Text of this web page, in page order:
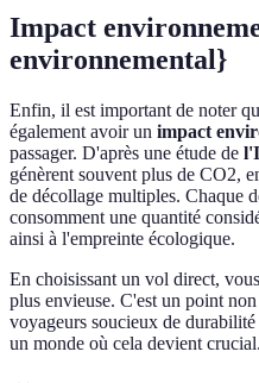
Impact
environnemental}
Enfin, il est important de noter
également avoir un impact
passager. D'après une étude de
génèrent souvent plus de CO2,
de décollage multiples. Chaque
consomment une quantité
ainsi à l'empreinte écologique.
En choisissant un vol direct,
plus envieuse. C'est un point
voyageurs soucieux de
un monde où cela devient crucial.